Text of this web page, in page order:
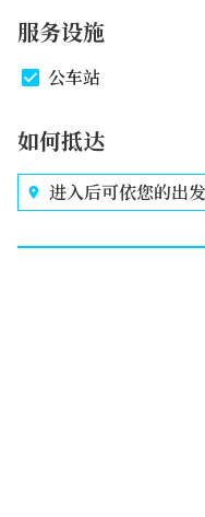
服务设施
公车站
如何抵达
进入后可依您的出